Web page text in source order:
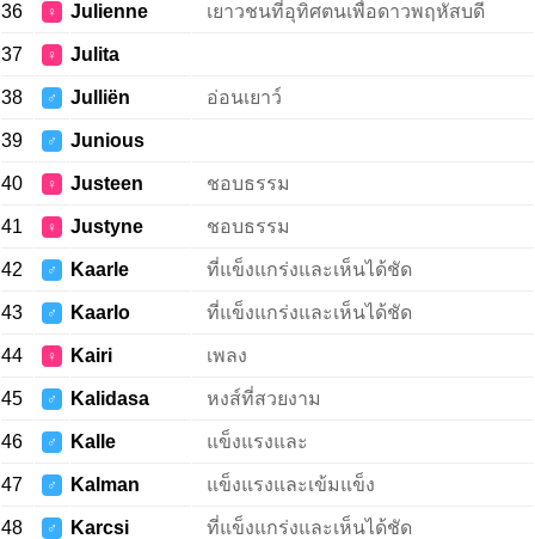
36 ♀ Julienne เยาวชนที่อุทิศตนเพื่อดาวพฤหัสบดี
37 ♀ Julita
38 ♂ Julliën อ่อนเยาว์
39 ♂ Junious
40 ♀ Justeen ชอบธรรม
41 ♀ Justyne ชอบธรรม
42 ♂ Kaarle ที่แข็งแกร่งและเห็นได้ชัด
43 ♂ Kaarlo ที่แข็งแกร่งและเห็นได้ชัด
44 ♀ Kairi เพลง
45 ♂ Kalidasa หงส์ที่สวยงาม
46 ♂ Kalle แข็งแรงและ
47 ♂ Kalman แข็งแรงและเข้มแข็ง
48 ♂ Karcsi ที่แข็งแกร่งและเห็นได้ชัด